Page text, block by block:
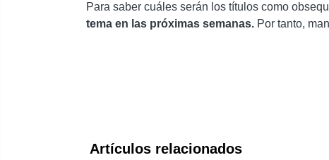
Para saber cuáles serán los títulos como
tema en las próximas semanas. Por tanto,
Artículos relacionados